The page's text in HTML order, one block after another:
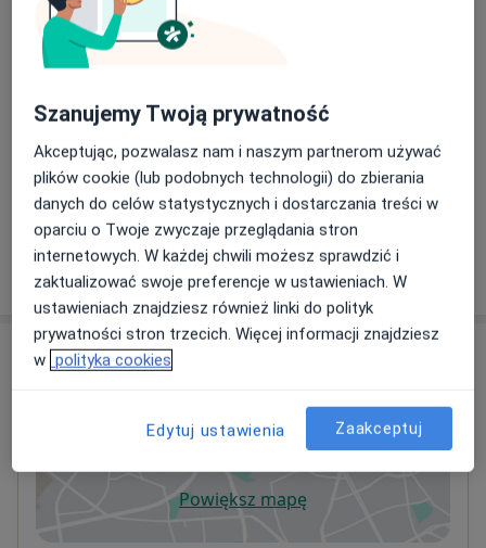
manualna, terapia wisceralna (trzewna) , Manipulację i
mobilizację stawowe , taping, elementy terapii
czaszkowo – krzyżowej , pracę na tkankach miękkich i
180 zł Szczegóły
180 zł Szczegóły
Terapia mięśniowo-powięziowa
180 zł Szczegóły
W jaki sposób ustalane są ceny?
Adres
Norberta Lippóczy’ego 9,33-100 Tarnów
Powiększ mapęotwiera się w nowej karcie
Szanujemy Twoją prywatność
Akceptując, pozwalasz nam i naszym partnerom używać
plików cookie (lub podobnych technologii) do zbierania
danych do celów statystycznych i dostarczania treści w
oparciu o Twoje zwyczaje przeglądania stron
internetowych. W każdej chwili możesz sprawdzić i
zaktualizować swoje preferencje w ustawieniach. W
ustawieniach znajdziesz również linki do polityk
prywatności stron trzecich. Więcej informacji znajdziesz
w polityka cookies
Edytuj ustawienia Zaakceptuj